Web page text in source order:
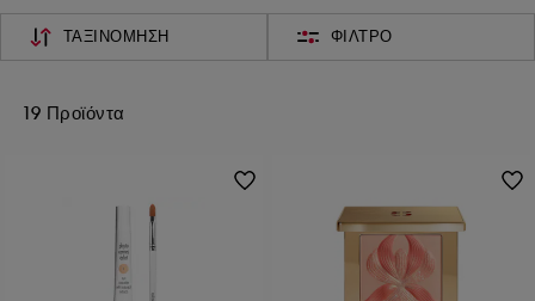
ΤΑΞΙΝΌΜΗΣΗ ΦΊΛΤΡΟ
19 Προϊόντα